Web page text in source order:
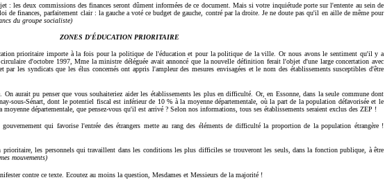
: les deux commissions des finances seront dûment informées de ce document. Mais si votre inquiétude porte sur l'entente au sein de
finances, parfaitement clair : la gauche a voté ce budget de gauche, contré par la droite. Je ne doute pas qu'il en aille de même pour
du groupe socialiste)
ZONES D'ÉDUCATION PRIORITAIRE
prioritaire importe à la fois pour la politique de l'éducation et pour la politique de la ville. Or nous avons le sentiment qu'il y a
d'octobre 1997, Mme la ministre déléguée avait annoncé que la nouvelle définition ferait l'objet d'une large concertation avec
par les syndicats que les élus concernés ont appris l'ampleur des mesures envisagées et le nom des établissements susceptibles d'être
aurait pu penser que vous souhaiteriez aider les établissements les plus en difficulté. Or, en Essonne, dans la seule commune dont
sous-Sénart, dont le potentiel fiscal est inférieur de 10 % à la moyenne départementale, où la part de la population défavorisée et le
départementale, que pensez-vous qu'il est arrivé ? Selon nos informations, tous ses établissements seraient exclus des ZEP !
qui favorise l'entrée des étrangers mette au rang des éléments de difficulté la proportion de la population étrangère !
prioritaire, les personnels qui travaillent dans les conditions les plus difficiles se trouveront les seuls, dans la fonction publique, à être
mouvements)
contre ce texte. Ecoutez au moins la question, Mesdames et Messieurs de la majorité !